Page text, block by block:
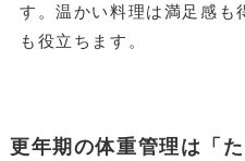
す。温かい料理は満足感も
も役立ちます。
更年期の体重管理は「